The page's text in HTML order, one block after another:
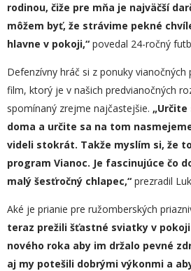
rodinou, čiže pre mňa je najväčší
môžem byť, že strávime pekné
hlavne v pokoji,“ povedal 24-ročný
Defenzívny hráč si z ponuky
film, ktorý je v našich predvianočných
spomínaný zrejme najčastejšie. „Určite
doma a určite sa na tom
videli stokrát. Takže myslím si, že
program Vianoc. Je fascinujúce čo
malý šesťročný chlapec,“ prezradil
Aké je prianie pre ružomberských
teraz prežili šťastné sviatky v pokoji
nového roka aby im držalo pevné
aj my potešili dobrými výkonmi a